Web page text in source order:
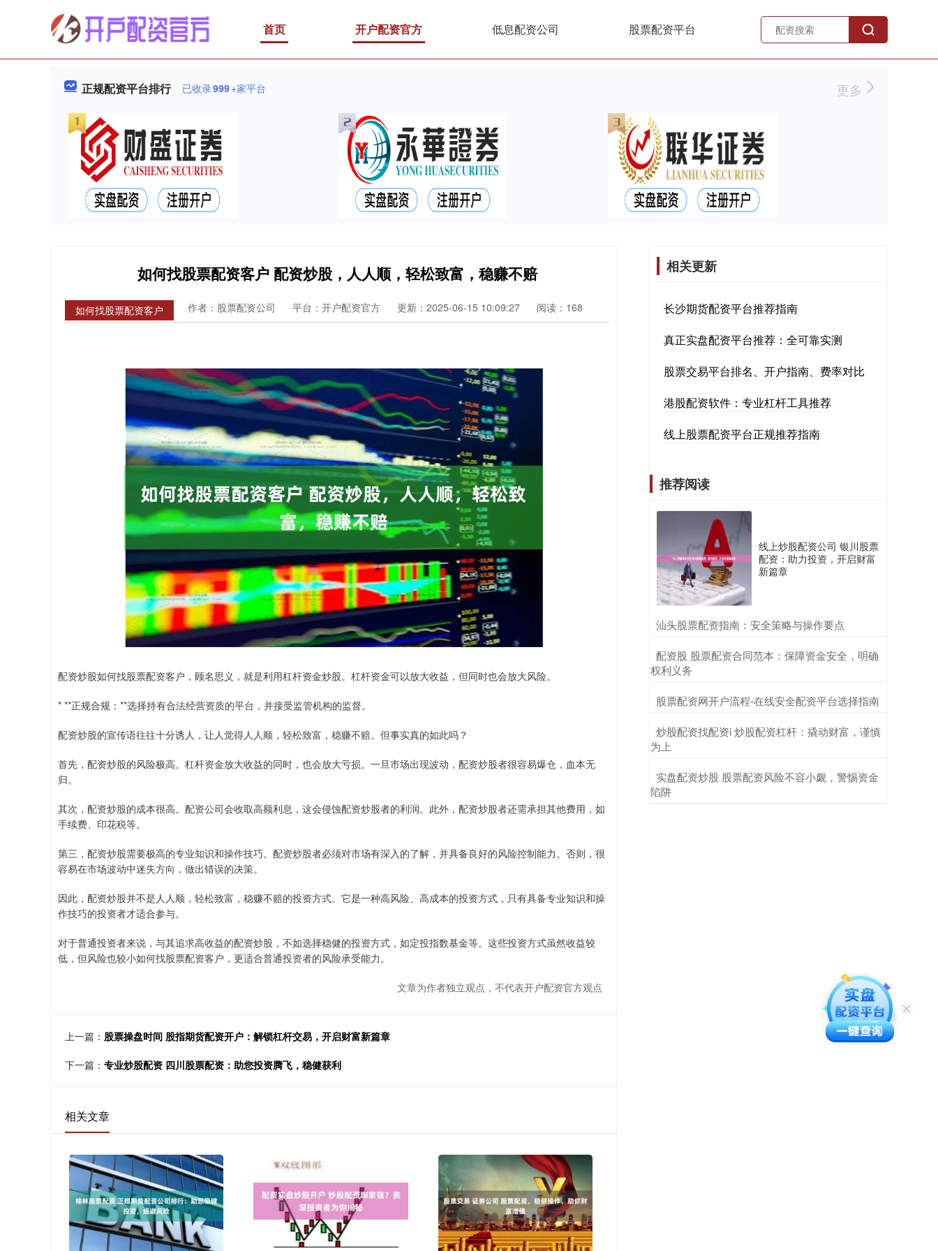
首页 开户配资官方 低息配资公司 股票配资平台
正规配资平台排行 已收录999+家平台 更多
如何找股票配资客户 配资炒股，人人顺，轻松致富，稳赚不赔
如何找股票配资客户 作者：股票配资公司 平台：开户配资官方 更新：2025-06-15 10:09:27 阅读：168
配资炒股如何找股票配资客户，顾名思义，就是利用杠杆资金炒股。杠杆资金可以放大收益，但同时也会放大风险。
* **正规合规：**选择持有合法经营资质的平台，并接受监管机构的监督。
配资炒股的宣传语往往十分诱人，让人觉得人人顺，轻松致富，稳赚不赔。但事实真的如此吗？
首先，配资炒股的风险极高。杠杆资金放大收益的同时，也会放大亏损。一旦市场出现波动，配资炒股者很容易爆仓，血本无
归。
其次，配资炒股的成本很高。配资公司会收取高额利息，这会侵蚀配资炒股者的利润。此外，配资炒股者还需承担其他费用，如
手续费、印花税等。
第三，配资炒股需要极高的专业知识和操作技巧。配资炒股者必须对市场有深入的了解，并具备良好的风险控制能力。否则，很
容易在市场波动中迷失方向，做出错误的决策。
因此，配资炒股并不是人人顺，轻松致富，稳赚不赔的投资方式。它是一种高风险、高成本的投资方式，只有具备专业知识和操
作技巧的投资者才适合参与。
对于普通投资者来说，与其追求高收益的配资炒股，不如选择稳健的投资方式，如定投指数基金等。这些投资方式虽然收益较
低，但风险也较小如何找股票配资客户，更适合普通投资者的风险承受能力。
文章为作者独立观点，不代表开户配资官方观点
上一篇： 股票操盘时间 股指期货配资开户：解锁杠杆交易，开启财富新篇章
下一篇： 专业炒股配资 四川股票配资：助您投资腾飞，稳健获利
相关文章
相关更新
长沙期货配资平台推荐指南
真正实盘配资平台推荐：全可靠实测
股票交易平台排名、开户指南、费率对比
港股配资软件：专业杠杆工具推荐
线上股票配资平台正规推荐指南
推荐阅读
线上炒股配资公司 银川股票
配资：助力投资，开启财富
新篇章
​汕头股票配资指南：安全策略与操作要点
​配资股 股票配资合同范本：保障资金安全，明确
权利义务
​股票配资网开户流程-在线安全配资平台选择指南
​炒股配资找配资i 炒股配资杠杆：撬动财富，谨慎
为上
​实盘配资炒股 股票配资风险不容小觑，警惕资金
陷阱